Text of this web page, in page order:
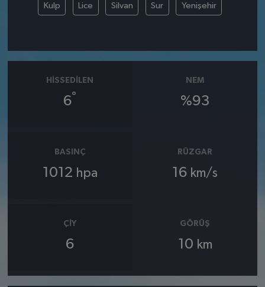
Kulp Lice Silvan Sur Yenişehir
HISSEDILEN
6°
NEM
%93
BASINÇ
1012 hpa
RÜZGAR
16 km/s
ÇIY
6
GÖRÜŞ
10 km